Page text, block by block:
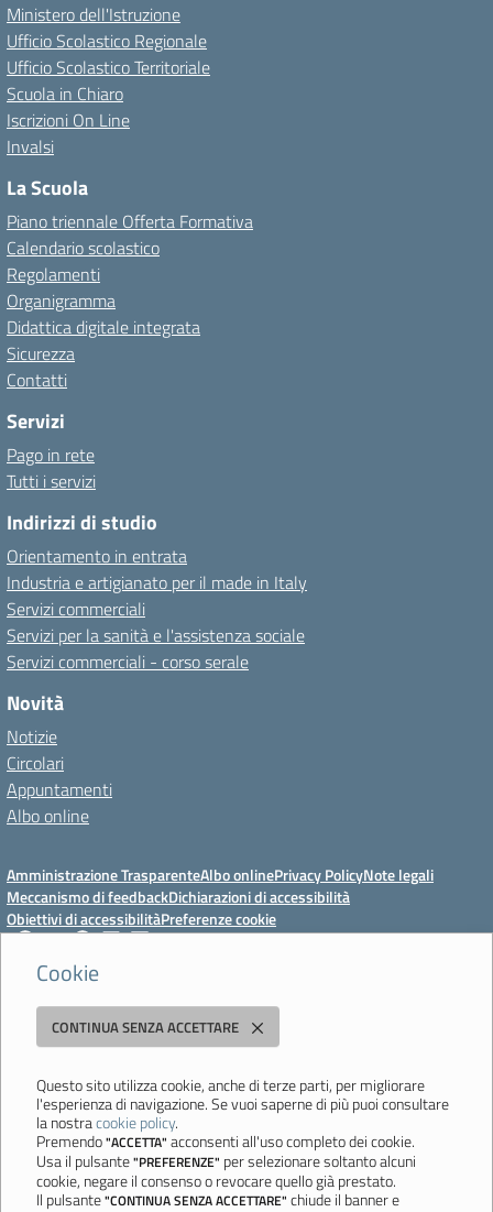
Cookie
CONTINUA SENZA ACCETTARE
Questo sito utilizza cookie, anche di terze parti, per migliorare
l'esperienza di navigazione. Se vuoi saperne di più puoi consultare
la nostracookie policy.
Premendo"ACCETTA" acconsenti all'uso completo dei cookie.
Usa il pulsante"PREFERENZE" per selezionare soltanto alcuni
cookie, negare il consenso o revocare quello già prestato.
Il pulsante"CONTINUA SENZA ACCETTARE" chiude il banner e
Ministero dell'Istruzione
Ufficio Scolastico Regionale
Ufficio Scolastico Territoriale
Scuola in Chiaro
Iscrizioni On Line
Invalsi
La Scuola
Piano triennale Offerta Formativa
Calendario scolastico
Regolamenti
Organigramma
Didattica digitale integrata
Sicurezza
Contatti
Servizi
Pago in rete
Tutti i servizi
Indirizzi di studio
Orientamento in entrata
Industria e artigianato per il made in Italy
Servizi commerciali
Servizi per la sanità e l'assistenza sociale
Servizi commerciali - corso serale
Novità
Notizie
Circolari
Appuntamenti
Albo online
Amministrazione TrasparenteAlbo onlinePrivacy PolicyNote legali
Meccanismo di feedbackDichiarazioni di accessibilità
Obiettivi di accessibilitàPreferenze cookie
Istituto Professionale Statale Socio-Commerciale-Artigianale "Cattaneo -
Deledda"
351005 - Email:morc08000g@istruzione.it- PEC:
morc08000g@pec.istruzione.it
Codice meccanografico: MORC08000G - C.F. 94177200360
Ultimo aggiornamento: Mercoledì, 29 Luglio 2026 ore 10:08